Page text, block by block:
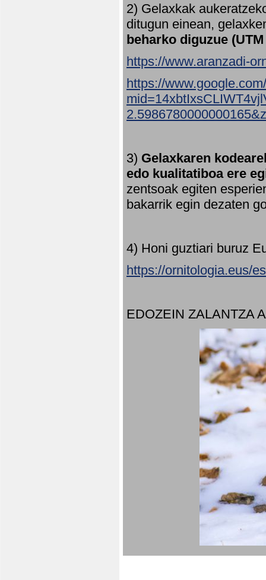
2) Gelaxkak
ditugun einean,
beharko diguzue
https://www.aranzadi-
https://
3) Gelaxkaren
edo kualitatiboa ere
zentsoak egiten
bakarrik egin dezaten
4) Honi guztiari buruz
https://ornitologia.eus/
EDOZEIN ZALANTZA